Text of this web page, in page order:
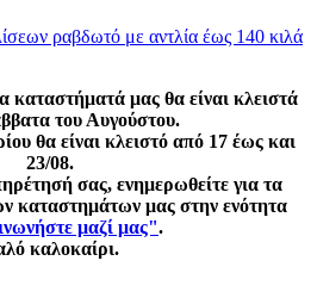
ραβδωτό με αντλία έως 140 κιλά
καταστήματά μας θα είναι κλειστά
του Αυγούστου.
θα είναι κλειστό από 17 έως και
23/08.
σας, ενημερωθείτε για τα
καταστημάτων μας στην ενότητα
μαζί μας".
καλοκαίρι.